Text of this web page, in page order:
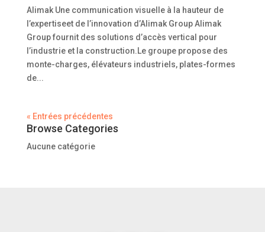
Alimak Une communication visuelle à la hauteur de
l’expertiseet de l’innovation d’Alimak Group Alimak
Group fournit des solutions d’accès vertical pour
l’industrie et la construction.Le groupe propose des
monte-charges, élévateurs industriels, plates-formes
de...
« Entrées précédentes
Browse Categories
Aucune catégorie